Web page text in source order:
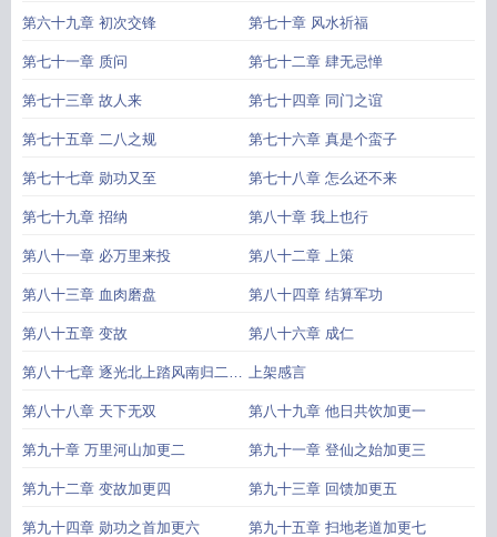
第六十九章 初次交锋 第七十章 风水祈福
第七十一章 质问 第七十二章 肆无忌惮
第七十三章 故人来 第七十四章 同门之谊
第七十五章 二八之规 第七十六章 真是个蛮子
第七十七章 勋功又至 第七十八章 怎么还不来
第七十九章 招纳 第八十章 我上也行
第八十一章 必万里来投 第八十二章 上策
第八十三章 血肉磨盘 第八十四章 结算军功
第八十五章 变故 第八十六章 成仁
第八十七章 逐光北上踏风南归二合
一大章
上架感言
第八十八章 天下无双 第八十九章 他日共饮加更一
第九十章 万里河山加更二 第九十一章 登仙之始加更三
第九十二章 变故加更四 第九十三章 回馈加更五
第九十四章 勋功之首加更六 第九十五章 扫地老道加更七